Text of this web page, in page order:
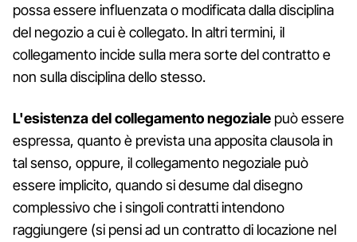
possa essere influenzata o modificata dalla disciplina
del negozio a cui è collegato. In altri termini, il
collegamento incide sulla mera sorte del contratto e
non sulla disciplina dello stesso.
L'esistenza del collegamento negoziale può essere
espressa, quanto è prevista una apposita clausola in
tal senso, oppure, il collegamento negoziale può
essere implicito, quando si desume dal disegno
complessivo che i singoli contratti intendono
raggiungere (si pensi ad un contratto di locazione nel